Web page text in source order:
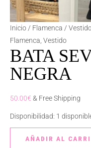
Inicio/ Flamenca /
Flamenca, Vestido
BATA
NEGRA
50.00€ & Free Shipping
Disponibilidad: 1
BATA
SEVILLANA
NEGRA
AÑADIR AL